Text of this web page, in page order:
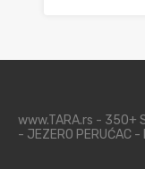
www.TARA.rs - 350+
- JEZERO PERUĆAC -